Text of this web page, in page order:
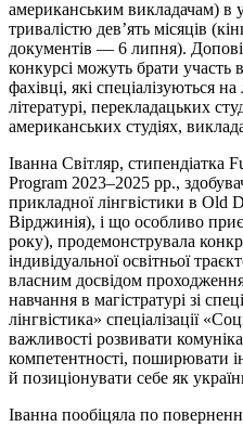
американським викладачам) в
тривалістю дев’ять місяців
документів — 6 липня).
конкурсі можуть брати участь
фахівці, які спеціалізуються на
літературі, перекладацьких
американських студіях,
Іванна Світляр, стипендіатка
Program 2023–2025 рр.,
прикладної лінгвістики в
Вірджинія), і що особливо
року), продемонструвала
індивідуальної освітньої
власним досвідом
навчання в магістратурі зі
лінгвістика» спеціалізації
важливості розвивати
компетентності, поширювати
й позиціонувати себе як
Іванна пообіцяла по